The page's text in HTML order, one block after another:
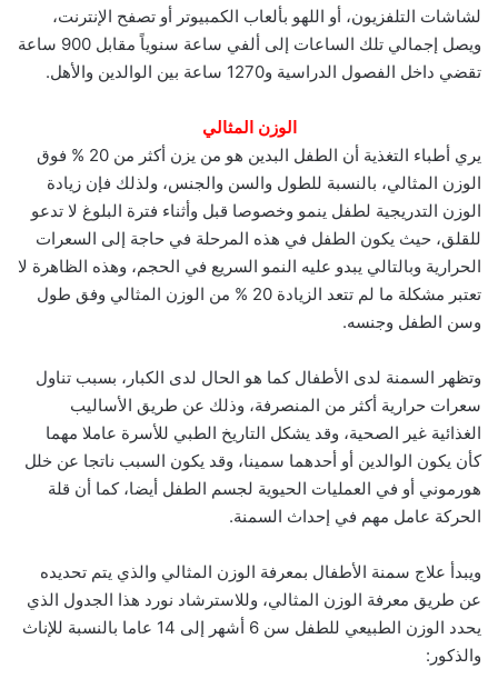
لشاشات التلفزيون، أو اللهو بألعاب الكمبيوتر أو تصفح الإنترنت،
ويصل إجمالي تلك الساعات إلى ألفي ساعة سنوياً مقابل 900 ساعة
تقضي داخل الفصول الدراسية و1270 ساعة بين الوالدين والأهل.
الوزن المثالي
يري أطباء التغذية أن الطفل البدين هو من يزن أكثر من 20 % فوق
الوزن المثالي، بالنسبة للطول والسن والجنس، ولذلك فإن زيادة
الوزن التدريجية لطفل ينمو وخصوصا قبل وأثناء فترة البلوغ لا تدعو
للقلق، حيث يكون الطفل في هذه المرحلة في حاجة إلى السعرات
الحرارية وبالتالي يبدو عليه النمو السريع في الحجم، وهذه الظاهرة لا
تعتبر مشكلة ما لم تتعد الزيادة 20 % من الوزن المثالي وفق طول
وسن الطفل وجنسه.
وتظهر السمنة لدى الأطفال كما هو الحال لدى الكبار، بسبب تناول
سعرات حرارية أكثر من المنصرفة، وذلك عن طريق الأساليب
الغذائية غير الصحية، وقد يشكل التاريخ الطبي للأسرة عاملا مهما
كأن يكون الوالدين أو أحدهما سمينا، وقد يكون السبب ناتجا عن خلل
هورموني أو في العمليات الحيوية لجسم الطفل أيضا، كما أن قلة
الحركة عامل مهم في إحداث السمنة.
ويبدأ علاج سمنة الأطفال بمعرفة الوزن المثالي والذي يتم تحديده
عن طريق معرفة الوزن المثالي، وللاسترشاد نورد هذا الجدول الذي
يحدد الوزن الطبيعي للطفل سن 6 أشهر إلى 14 عاما بالنسبة للإناث
والذكور: